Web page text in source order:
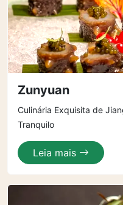
Zunyuan
Culinária Exquisita de
Tranquilo
Leia mais